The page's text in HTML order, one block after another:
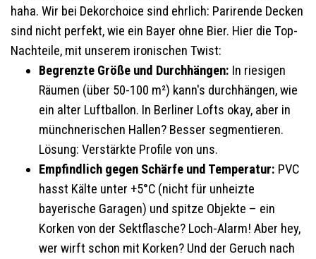
haha. Wir bei Dekorchoice sind ehrlich: Parirende Decken
sind nicht perfekt, wie ein Bayer ohne Bier. Hier die Top-
Nachteile, mit unserem ironischen Twist:
Begrenzte Größe und Durchhängen: In riesigen
Räumen (über 50-100 m²) kann's durchhängen, wie
ein alter Luftballon. In Berliner Lofts okay, aber in
münchnerischen Hallen? Besser segmentieren.
Lösung: Verstärkte Profile von uns.
Empfindlich gegen Schärfe und Temperatur: PVC
hasst Kälte unter +5°C (nicht für unheizte
bayerische Garagen) und spitze Objekte – ein
Korken von der Sektflasche? Loch-Alarm! Aber hey,
wer wirft schon mit Korken? Und der Geruch nach